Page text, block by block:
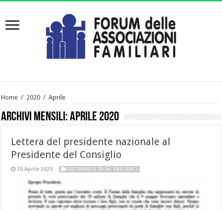
Home / 2020 / Aprile
Archivi mensili:Aprile 2020
Lettera del presidente nazionale al
Presidente del Consiglio
30 Aprile 2020 GIORNALI E TV NE PARLANO